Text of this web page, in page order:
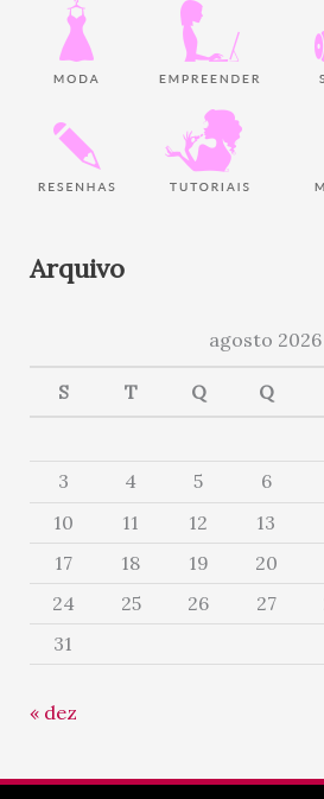
Arquivo
agosto 2026
S T Q Q
3
4 5 6
10
11 12 13
17
18 19 20
24
25 26 27
31
« dez